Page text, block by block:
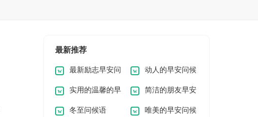
最新推荐
最新励志早安问
候语
动人的早安问候
语54条
实用的温馨的早
安问候语
简洁的朋友早安
问候语短信46条
冬至问候语 唯美的早安问候